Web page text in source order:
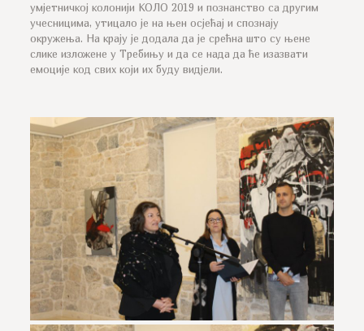
умјетничкој колонији КОЛО 2019 и познанство са другим
учесницима, утицало је на њен осјећај и спознају
окружења. На крају је додала да је срећна што су њене
слике изложене у Требињу и да се нада да ће изазвати
емоције код свих који их буду видјели.